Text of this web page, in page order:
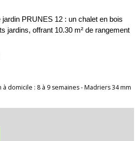
PRUNES 12 : un chalet en bois
jardins, offrant 10.30 m² de rangement
à domicile : 8 à 9 semaines - Madriers 34 mm